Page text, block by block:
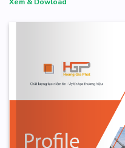
Xem & Dowload